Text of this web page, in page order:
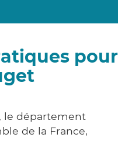
pour
le département
de la France,